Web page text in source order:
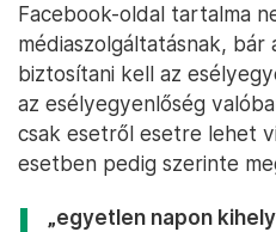
Facebook-oldal tartalma
médiaszolgáltatásnak, bár
biztosítani kell az
az esélyegyenlőség
csak esetről esetre lehet
esetben pedig szerinte
„egyetlen napon